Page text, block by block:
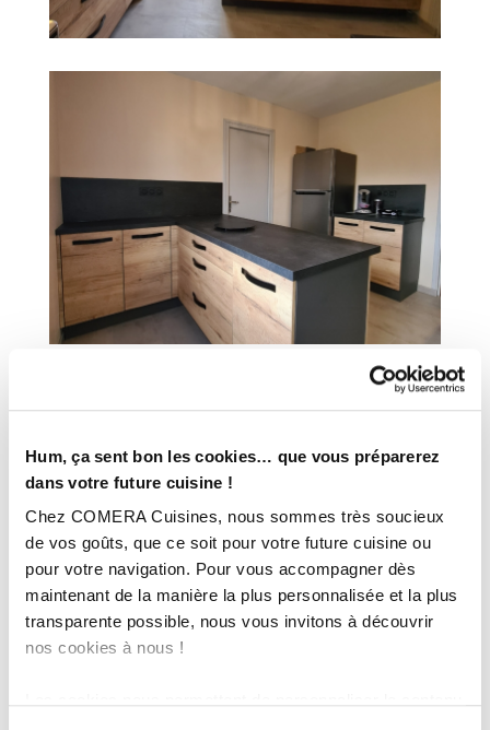
Hum, ça sent bon les cookies… que vous préparerez
dans votre future cuisine !
Chez COMERA Cuisines, nous sommes très soucieux
de vos goûts, que ce soit pour votre future cuisine ou
pour votre navigation. Pour vous accompagner dès
maintenant de la manière la plus personnalisée et la plus
transparente possible, nous vous invitons à découvrir
nos cookies à nous !